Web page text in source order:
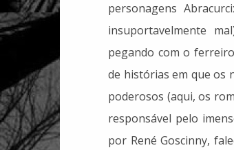
personagens
insuportavelmente
pegando com o
de histórias em que os
poderosos (aqui, os
responsável pelo
por René Goscinny,